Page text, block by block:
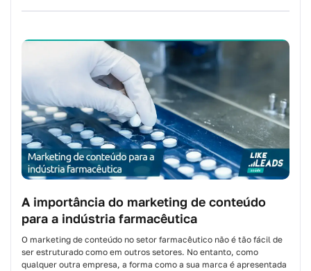
A importância do marketing de conteúdo
para a indústria farmacêutica
O marketing de conteúdo no setor farmacêutico não é tão fácil de
ser estruturado como em outros setores. No entanto, como
qualquer outra empresa, a forma como a sua marca é apresentada